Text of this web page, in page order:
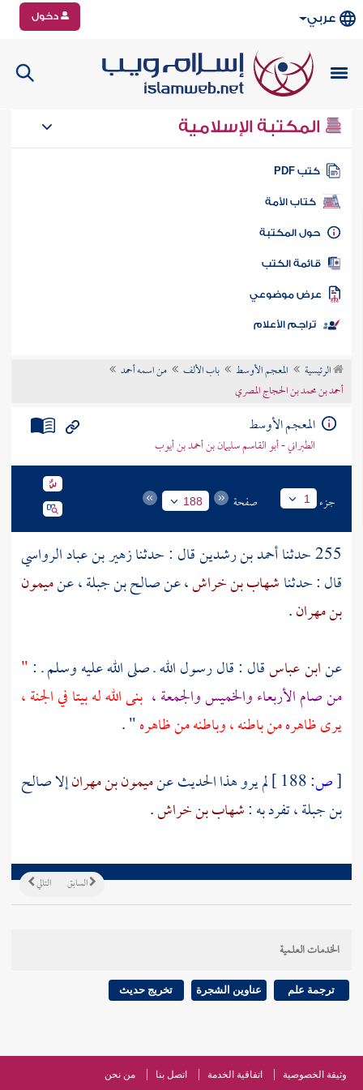
عربي دخول
المكتبة الإسلامية
كتب PDF
كتاب الأمة
المكتبة
الكتب
موضوعي
تراجم الأعلام
الرئيسية المعجم الأوسط باب الألف
من اسمه أحمد
أحمد بن محمد بن الحجاج المصري
المعجم الأوسط
الطبراني - أبو القاسم سليمان بن أحمد بن أيوب
جزء 1 صفحة 188
255 حدثنا أحمد بن رشدينقال : حدثنازهير بن عباد الرواسي
قال : حدثناشهاب بن خراش، عنصالح بن جبلة، عنميمون
بن مهران.
عنابن عباسقال : قال رسول الله ـ صلى الله عليه وسلم ـ :"
من صام الأربعاء والخميس والجمعة ، بنى الله له بيتا في الجنة ،
يرى ظاهره من باطنه ، وباطنه من ظاهره" .
[ص: لم يرو هذا الحديث عنميمون بن مهرانإلاصالح
بن جبلة ،تفرد به :شهاب بن خراش.
التالي السابق
الخدمات العلمية
ترجمة علم عناوين الشجرة تخريج حديث
وثيقة الخصوصية اتفاقية الخدمة اتصل بنا من نحن